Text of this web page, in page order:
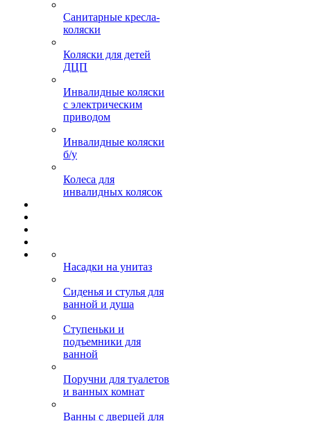
Санитарные кресла-
коляски
Коляски для детей
ДЦП
Инвалидные коляски
с электрическим
приводом
Инвалидные коляски
б/у
Колеса для
инвалидных колясок
Насадки на унитаз
Сиденья и стулья для
ванной и душа
Ступеньки и
подъемники для
ванной
Поручни для туалетов
и ванных комнат
Ванны с дверцей для